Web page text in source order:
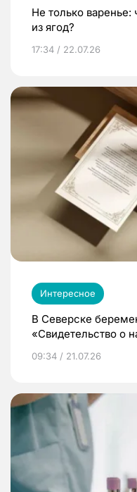
Не только
из ягод?
17:34 / 22.07.26
Интересное
В Северске
«Свидетельство о
09:34 / 21.07.26